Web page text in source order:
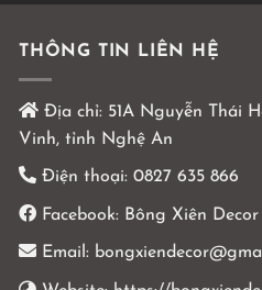
THÔNG TIN LIÊN HỆ
Địa chỉ: 51A Nguyễn Thái
Vinh, tỉnh Nghệ An
Điện thoại: 0827 635 866
Facebook: Bông Xiên
Email: